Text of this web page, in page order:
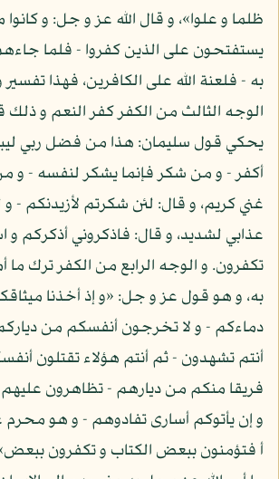
ظلما و علوا»، و قال الله عز و جل: و
يستفتحون على الذين كفروا - فلما
به - فلعنة الله على الكافرين، فهذا
الوجه الثالث من الكفر كفر النعم و
يحكي قول سليمان: هذا من فضل ربي
أكفر - و من شكر فإنما يشكر لنفسه - و
غني كريم، و قال: لئن شكرتم لأزيدنكم -
عذابي لشديد، و قال: فاذكروني أذكركم و
تكفرون. و الوجه الرابع من الكفر ترك ما
به، و هو قول عز و جل: «و إذ أخذنا
دماءكم - و لا تخرجون أنفسكم من
أنتم تشهدون - ثم أنتم هؤلاء تقتلون
فريقا منكم من ديارهم - تظاهرون عليهم
و إن يأتوكم أسارى تفادوهم - و هو
أ فتؤمنون ببعض الكتاب و تكفرون